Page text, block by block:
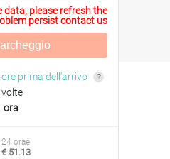
data, please refresh the
persist contact us
prima dell'arrivo
ora
24 orae
€ 51.13